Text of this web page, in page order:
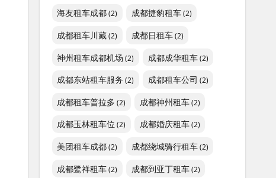
海友租车成都(2) 成都捷豹租车(2)
成都租车川藏(2) 成都日租车(2)
神州租车成都机场 (2) 成都成华租车(2)
成都东站租车服务 (2) 成都租车公司 (2)
成都租车普拉多 (2) 成都神州租车(2)
成都玉林租车位 (2) 成都婚庆租车(2)
美团租车成都(2) 成都绕城骑行租车(2)
成都鹭祥租车(2) 成都到亚丁租车(2)